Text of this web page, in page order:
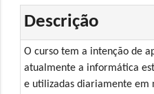
Descrição
O curso tem a intenção de
atualmente a informática
e utilizadas diariamente em